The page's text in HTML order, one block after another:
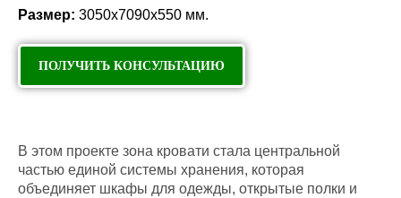
Размер: 3050х7090х550 мм.
ПОЛУЧИТЬ КОНСУЛЬТАЦИЮ
В этом проекте зона кровати стала центральной
частью единой системы хранения, которая
объединяет шкафы для одежды, открытые полки и